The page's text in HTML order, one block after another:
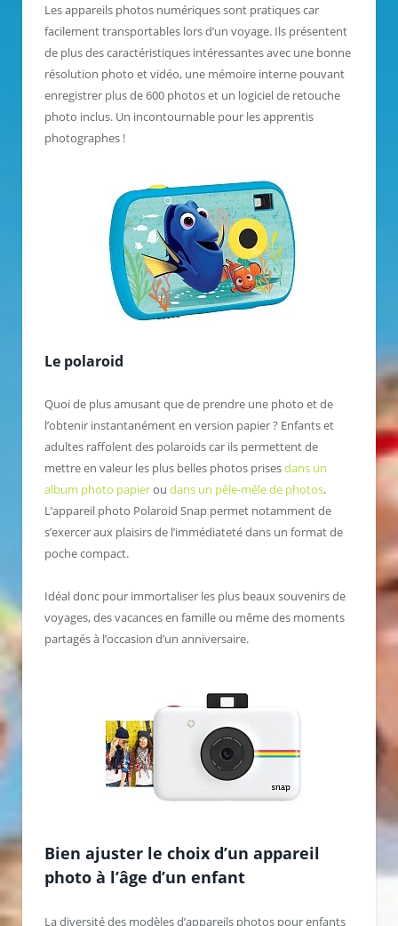
Les appareils photos numériques sont pratiques car
facilement transportables lors d’un voyage. Ils présentent
de plus des caractéristiques intéressantes avec une bonne
résolution photo et vidéo, une mémoire interne pouvant
enregistrer plus de 600 photos et un logiciel de retouche
photo inclus. Un incontournable pour les apprentis
photographes !
Le polaroid
Quoi de plus amusant que de prendre une photo et de
l’obtenir instantanément en version papier ? Enfants et
adultes raffolent des polaroids car ils permettent de
mettre en valeur les plus belles photos prisesdans un
album photo papierou dans un pêle-mêle de photos.
L’appareil photo Polaroid Snap permet notamment de
s’exercer aux plaisirs de l’immédiateté dans un format de
poche compact.
Idéal donc pour immortaliser les plus beaux souvenirs de
voyages, des vacances en famille ou même des moments
partagés à l’occasion d’un anniversaire.
Bien ajuster le choix d’un appareil
photo à l’âge d’un enfant
La diversité des modèles d’appareils photos pour enfants